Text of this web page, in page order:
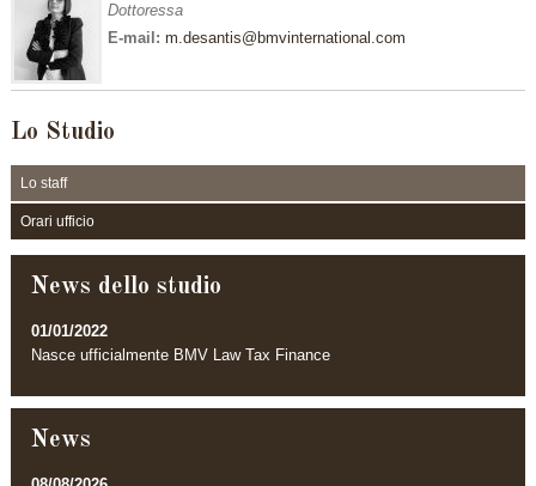
Dottoressa
E-mail: m.desantis@bmvinternational.com
Lo Studio
Lo staff
Orari ufficio
News dello studio
01/01/2022
Nasce ufficialmente BMV Law Tax Finance
News